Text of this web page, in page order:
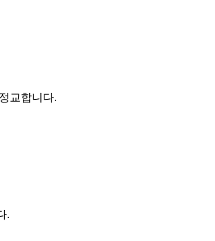
교합니다.
.